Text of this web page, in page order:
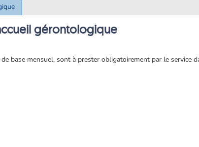
gérontologique
base mensuel, sont à prester obligatoirement par le service